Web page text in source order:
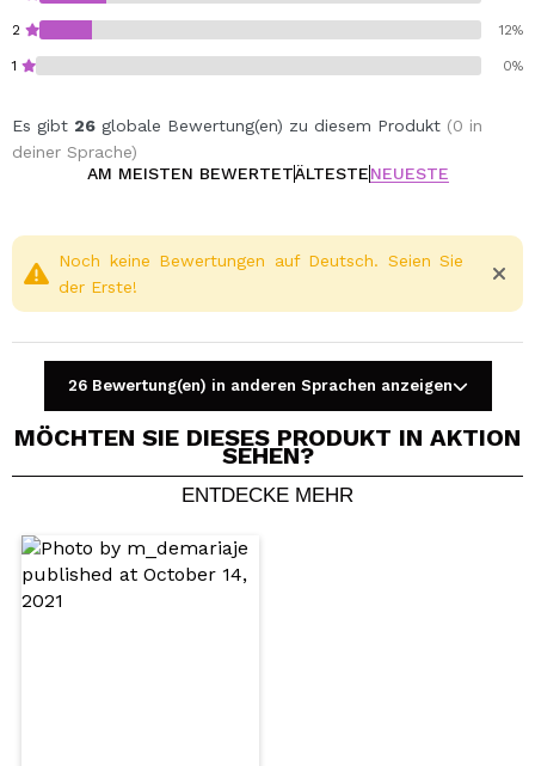
2 12%
1 0%
Es gibt 26 globale Bewertung(en) zu diesem Produkt (0 in
deiner Sprache)
AM MEISTEN BEWERTETÄLTESTENEUESTE
Ein Video oder Foto teilen
Würden Sie diesen Kauf empfehlen?
Noch keine Bewertungen auf Deutsch. Seien Sie
der Erste!
26 Bewertung(en) in anderen Sprachen anzeigen
MÖCHTEN SIE DIESES PRODUKT IN AKTION
SEHEN?
ENTDECKE MEHR